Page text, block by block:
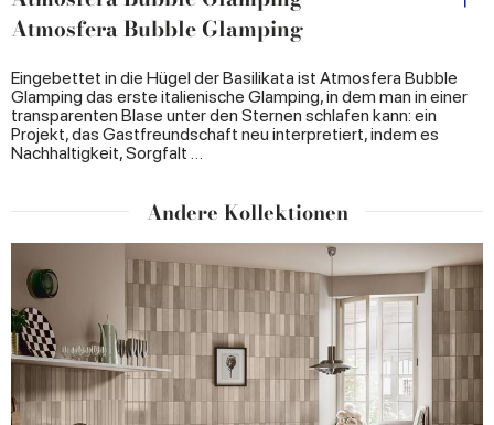
Atmosfera Bubble Glamping
Eingebettet in die Hügel der Basilikata ist Atmosfera Bubble
Glamping das erste italienische Glamping, in dem man in einer
transparenten Blase unter den Sternen schlafen kann: ein
Projekt, das Gastfreundschaft neu interpretiert, indem es
Nachhaltigkeit, Sorgfalt …
Andere Kollektionen